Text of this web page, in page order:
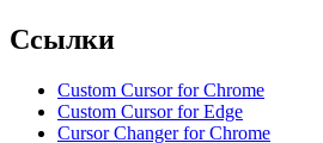
Ссылки
Custom Cursor for Chrome
Custom Cursor for Edge
Cursor Changer for Chrome